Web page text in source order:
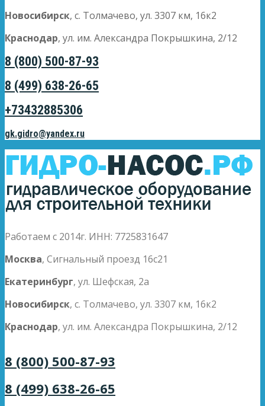
Новосибирск, с. Толмачево, ул. 3307 км, 16к2
Краснодар, ул. им. Александра Покрышкина, 2/12
8 (800) 500-87-93
8 (499) 638-26-65
+73432885306
gk.gidro@yandex.ru
Работаем с 2014г. ИНН: 7725831647
Москва, Сигнальный проезд 16с21
Екатеринбург, ул. Шефская, 2а
Новосибирск, с. Толмачево, ул. 3307 км, 16к2
Краснодар, ул. им. Александра Покрышкина, 2/12
8 (800) 500-87-93
8 (499) 638-26-65